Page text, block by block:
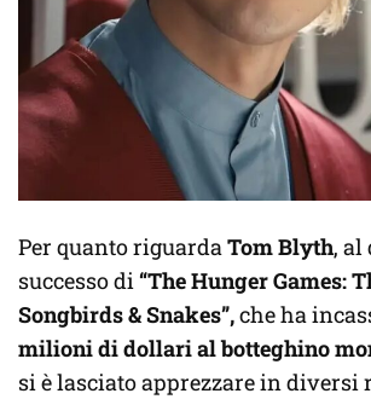
Per quanto riguardaTom Blyth, al
successo di“The Hunger Games:
Songbirds & Snakes”,che ha
milioni di dollari al botteghino
si è lasciato apprezzare in diversi